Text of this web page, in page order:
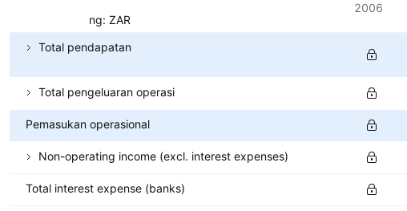
Mata uang: ZAR
2006
Total pendapatan
Total pengeluaran operasi
Pemasukan operasional
Non-operating income (excl. interest expenses)
Total interest expense (banks)